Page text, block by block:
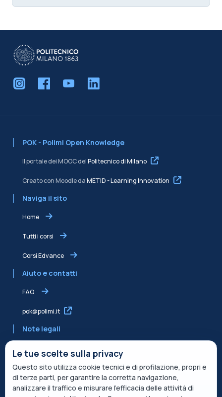
POK - Polimi Open Knowledge
Il portale dei MOOC delPolitecnico di Milano
Creato con Moodle daMETID - Learning Innovation
Naviga il sito
Home
Tutti i corsi
Corsi Edvance
Aiuto e contatti
FAQ
pok@polimi.it
Note legali
Informativa condivisa Edvance per il trattamento dei dati
Termini di servizio
Le tue scelte sulla privacy
Questo sito utilizza cookie tecnici e di profilazione, propri e
di terze parti, per garantire la corretta navigazione,
analizzare il traffico e misurare l’efficacia delle attività di